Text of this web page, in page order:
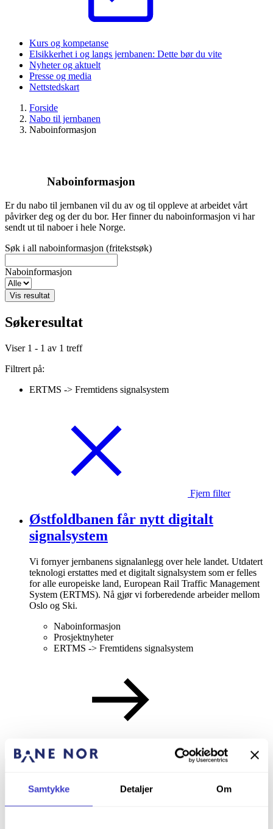
Samtykke Detaljer Om
Kurs og kompetanse
Elsikkerhet i og langs jernbanen: Dette bør du vite
Nyheter og aktuelt
Presse og media
Nettstedskart
Forside
Nabo til jernbanen
Naboinformasjon
Naboinformasjon
Er du nabo til jernbanen vil du av og til oppleve at arbeidet vårt
påvirker deg og der du bor. Her finner du naboinformasjon vi har
sendt ut til naboer i hele Norge.
Søk i all naboinformasjon (fritekstsøk)
Naboinformasjon
Vis resultat
Søkeresultat
Viser 1 - 1 av 1 treff
Filtrert på:
ERTMS -> Fremtidens signalsystem
Fjern filter
Østfoldbanen får nytt digitalt
signalsystem
Vi fornyer jernbanens signalanlegg over hele landet. Utdatert
teknologi erstattes med et digitalt signalsystem som er felles
for alle europeiske land, European Rail Traffic Management
System (ERTMS). Nå gjør vi forberedende arbeider mellom
Oslo og Ski.
Naboinformasjon
Prosjektnyheter
ERTMS -> Fremtidens signalsystem